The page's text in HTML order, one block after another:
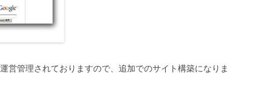
営管理されておりますので、追加でのサイト構築になりま